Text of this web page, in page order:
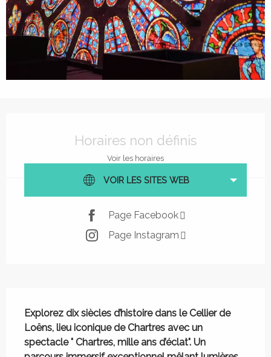
Horaires non définis
Voir les horaires
VOIR LES SITES WEB
Page Facebook
Page Instagram
Explorez dix siècles d’histoire dans le Cellier de
Loëns, lieu iconique de Chartres avec un
spectacle " Chartres, mille ans d’éclat". Un